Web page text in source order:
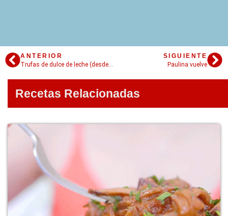
ANTERIOR
Trufas de dulce de leche (desde Argentina)
SIGUIENTE
Paulina vuelve
Recetas Relacionadas